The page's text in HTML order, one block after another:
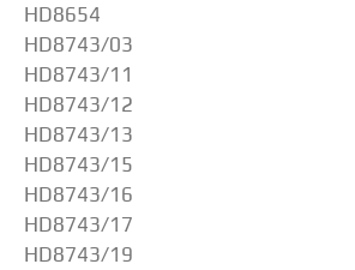
HD8654
HD8743/03
HD8743/11
HD8743/12
HD8743/13
HD8743/15
HD8743/16
HD8743/17
HD8743/19